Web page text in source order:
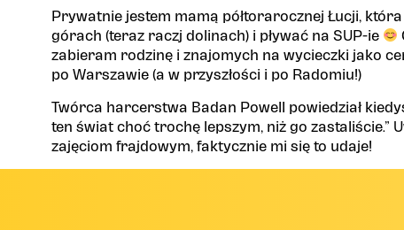
Prywatnie jestem mamą półtorarocznej Łucji,
górach (teraz raczj dolinach) i pływać na SUP-ie
zabieram rodzinę i znajomych na wycieczki jako
po Warszawie (a w przyszłości i po Radomiu!)
Twórca harcerstwa Badan Powell powiedział
ten świat choć trochę lepszym, niż go zastaliście.”
zajęciom frajdowym, faktycznie mi się to udaje!